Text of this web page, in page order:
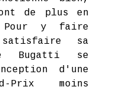
de plus en
Pour y faire
sa
Bugatti se
d'une
Prix moins